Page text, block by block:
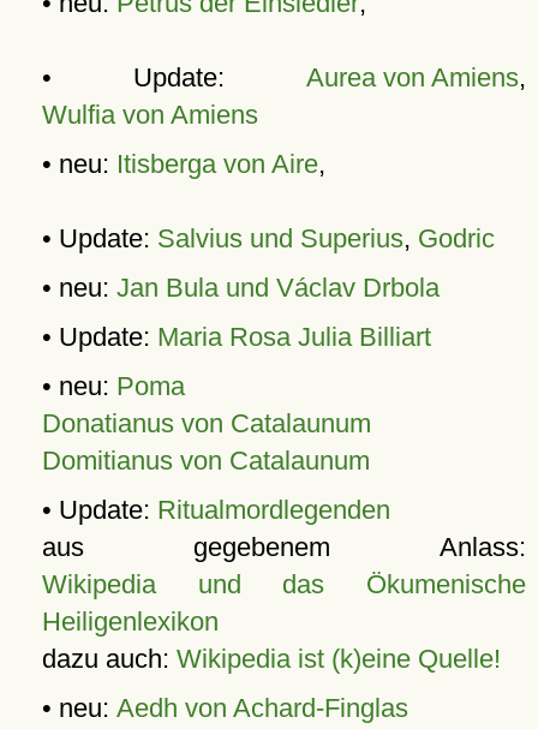
• Update: Aurea von Amiens,
Wulfia von Amiens
• neu: Itisberga von Aire,
• Update: Salvius und Superius, Godric
• neu: Jan Bula und Václav Drbola
• Update: Maria Rosa Julia Billiart
• neu: Poma
Donatianus von Catalaunum
Domitianus von Catalaunum
• Update: Ritualmordlegenden
aus gegebenem Anlass:
Wikipedia und das Ökumenische
Heiligenlexikon
dazu auch: Wikipedia ist (k)eine Quelle!
• neu: Aedh von Achard-Finglas